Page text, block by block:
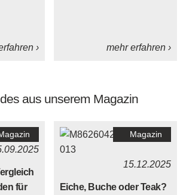
›
mehr erfahren ›
aus unserem Magazin
für
Magazin
15.12.2025
Eiche, Buche oder Teak?